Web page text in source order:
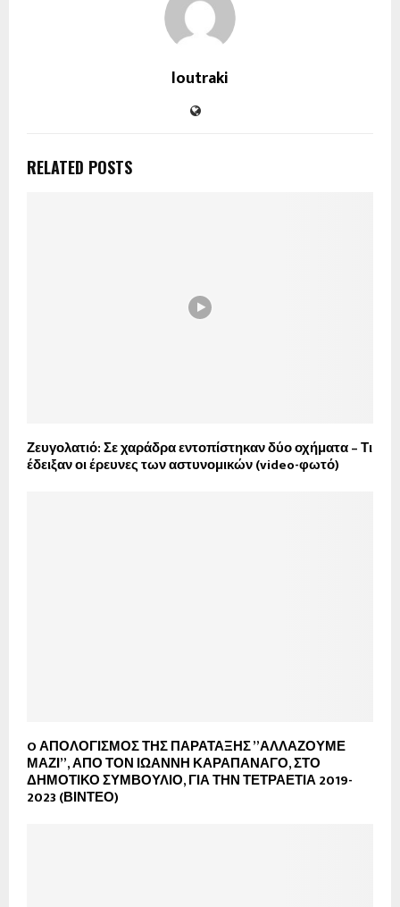
loutraki
RELATED POSTS
Ζευγολατιό: Σε χαράδρα εντοπίστηκαν δύο οχήματα – Τι
έδειξαν οι έρευνες των αστυνομικών (video-φωτό)
O ΑΠΟΛΟΓΙΣΜΟΣ ΤΗΣ ΠΑΡΑΤΑΞΗΣ ”ΑΛΛΑΖΟΥΜΕ
ΜΑΖΙ”, ΑΠΟ ΤΟΝ ΙΩΑΝΝΗ ΚΑΡΑΠΑΝΑΓΟ, ΣΤΟ
ΔΗΜΟΤΙΚΟ ΣΥΜΒΟΥΛΙΟ, ΓΙΑ ΤΗΝ ΤΕΤΡΑΕΤΙΑ 2019-
2023 (ΒΙΝΤΕΟ)